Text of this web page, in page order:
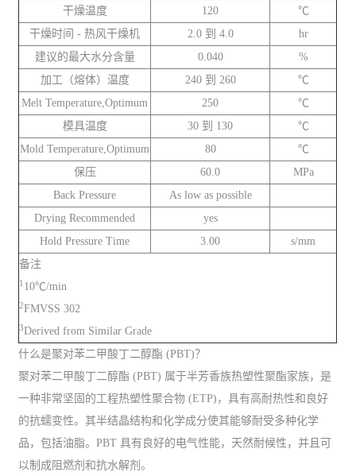
干燥温度
120
℃
干燥时间 - 热风干燥机
2.0 到 4.0
hr
建议的最大水分含量
0.040
%
加工（熔体）温度
240 到 260
℃
Melt Temperature,Optimum
250
℃
模具温度
30 到 130
℃
Mold Temperature,Optimum
80
℃
保压
60.0
MPa
Back Pressure
As low as possible
Drying Recommended
yes
Hold Pressure Time
3.00
s/mm
备注
1 10℃/min
2FMVSS 302
3Derived from Similar Grade
什么是聚对苯二甲酸丁二醇酯 (PBT)？
聚对苯二甲酸丁二醇酯 (PBT) 属于半芳香族热塑性聚酯家族，是
一种非常坚固的工程热塑性聚合物 (ETP)，具有高耐热性和良好
的抗蠕变性。其半结晶结构和化学成分使其能够耐受多种化学
品，包括油脂。PBT 具有良好的电气性能，天然耐候性，并且可
以制成阻燃剂和抗水解剂。